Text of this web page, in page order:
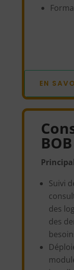
EN
Suivi
des
des